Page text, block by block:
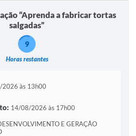
“Aprenda a fabricar tortas
salgadas”
Horas restantes
9
às 13h00
14/08/2026 às 17h00
E GERAÇÃO